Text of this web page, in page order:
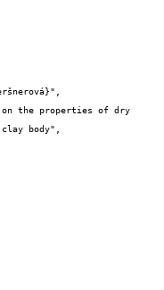
body",